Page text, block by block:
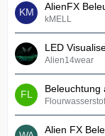
AlienFX
kMELL
LED
Alien14wear
Beleuchtung
Alien FX